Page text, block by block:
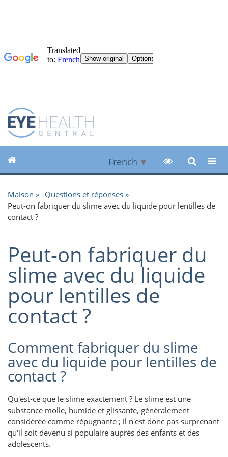
French ▼
Maison
Questions et réponses
Peut-on fabriquer du slime avec du liquide pour lentilles de
contact ?
Peut-on fabriquer du
slime avec du liquide
pour lentilles de
contact ?
Comment fabriquer du slime
avec du liquide pour lentilles de
contact ?
Qu'est-ce que le slime exactement ? Le slime est une
substance molle, humide et glissante, généralement
considérée comme répugnante ; il n'est donc pas surprenant
qu'il soit devenu si populaire auprès des enfants et des
adolescents.